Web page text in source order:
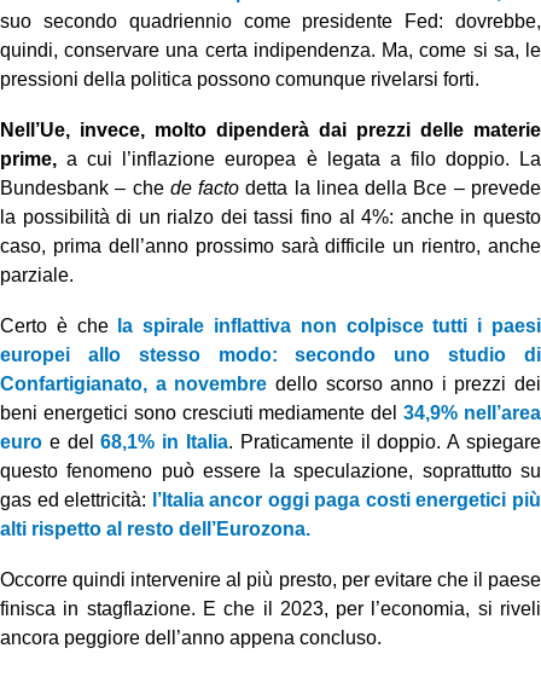
suo secondo quadriennio come presidente Fed: dovrebbe,
quindi, conservare una certa indipendenza. Ma, come si sa, le
pressioni della politica possono comunque rivelarsi forti.
Nell’Ue, invece, molto dipenderà dai prezzi delle materie
prime, a cui l’inflazione europea è legata a filo doppio. La
Bundesbank – che de facto detta la linea della Bce – prevede
la possibilità di un rialzo dei tassi fino al 4%: anche in questo
caso, prima dell’anno prossimo sarà difficile un rientro, anche
parziale.
Certo è che
la spirale inflattiva non colpisce tutti i paesi
europei allo stesso modo: secondo uno studio di
Confartigianato, a novembre dello scorso anno i prezzi dei
beni energetici sono cresciuti mediamente del34,9% nell’area
euro e del68,1% in Italia. Praticamente il doppio. A spiegare
questo fenomeno può essere la speculazione, soprattutto su
gas ed elettricità:
l’Italia ancor oggi paga costi energetici più
alti rispetto al resto dell’Eurozona.
Occorre quindi intervenire al più presto, per evitare che il paese
finisca in stagflazione. E che il 2023, per l’economia, si riveli
ancora peggiore dell’anno appena concluso.